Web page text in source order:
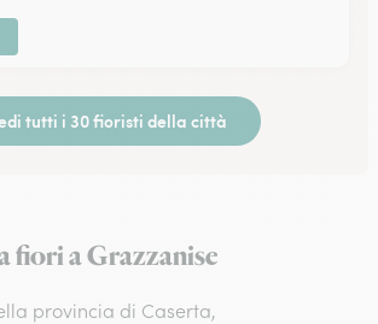
tutti i 30 fioristi della città
fiori a Grazzanise
provincia di Caserta,